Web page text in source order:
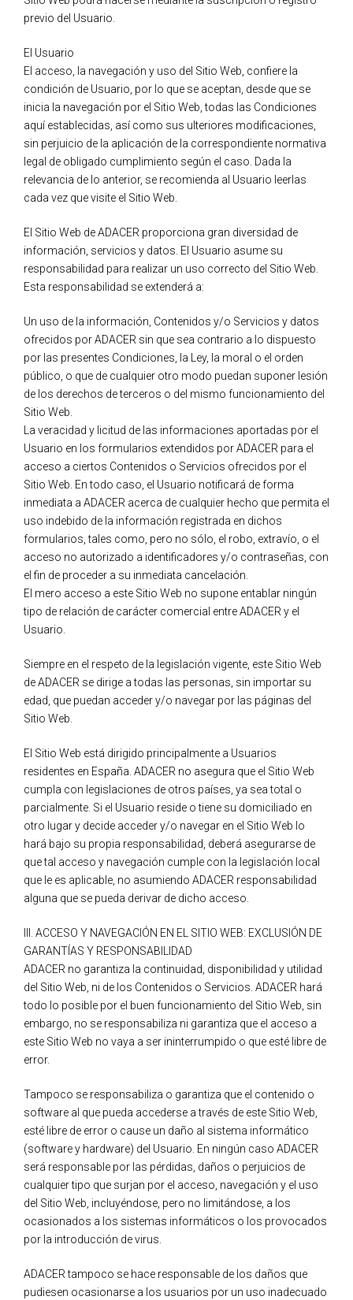
previo del Usuario.
El Usuario
El acceso, la navegación y uso del Sitio Web, confiere la
condición de Usuario, por lo que se aceptan, desde que se
inicia la navegación por el Sitio Web, todas las Condiciones
aquí establecidas, así como sus ulteriores modificaciones,
sin perjuicio de la aplicación de la correspondiente normativa
legal de obligado cumplimiento según el caso. Dada la
relevancia de lo anterior, se recomienda al Usuario leerlas
cada vez que visite el Sitio Web.
El Sitio Web de ADACER proporciona gran diversidad de
información, servicios y datos. El Usuario asume su
responsabilidad para realizar un uso correcto del Sitio Web.
Esta responsabilidad se extenderá a:
Un uso de la información, Contenidos y/o Servicios y datos
ofrecidos por ADACER sin que sea contrario a lo dispuesto
por las presentes Condiciones, la Ley, la moral o el orden
público, o que de cualquier otro modo puedan suponer lesión
de los derechos de terceros o del mismo funcionamiento del
Sitio Web.
La veracidad y licitud de las informaciones aportadas por el
Usuario en los formularios extendidos por ADACER para el
acceso a ciertos Contenidos o Servicios ofrecidos por el
Sitio Web. En todo caso, el Usuario notificará de forma
inmediata a ADACER acerca de cualquier hecho que permita el
uso indebido de la información registrada en dichos
formularios, tales como, pero no sólo, el robo, extravío, o el
acceso no autorizado a identificadores y/o contraseñas, con
el fin de proceder a su inmediata cancelación.
El mero acceso a este Sitio Web no supone entablar ningún
tipo de relación de carácter comercial entre ADACER y el
Usuario.
Siempre en el respeto de la legislación vigente, este Sitio Web
de ADACER se dirige a todas las personas, sin importar su
edad, que puedan acceder y/o navegar por las páginas del
Sitio Web.
El Sitio Web está dirigido principalmente a Usuarios
residentes en España. ADACER no asegura que el Sitio Web
cumpla con legislaciones de otros países, ya sea total o
parcialmente. Si el Usuario reside o tiene su domiciliado en
otro lugar y decide acceder y/o navegar en el Sitio Web lo
hará bajo su propia responsabilidad, deberá asegurarse de
que tal acceso y navegación cumple con la legislación local
que le es aplicable, no asumiendo ADACER responsabilidad
alguna que se pueda derivar de dicho acceso.
III. ACCESO Y NAVEGACIÓN EN EL SITIO WEB: EXCLUSIÓN DE
GARANTÍAS Y RESPONSABILIDAD
ADACER no garantiza la continuidad, disponibilidad y utilidad
del Sitio Web, ni de los Contenidos o Servicios. ADACER hará
todo lo posible por el buen funcionamiento del Sitio Web, sin
embargo, no se responsabiliza ni garantiza que el acceso a
este Sitio Web no vaya a ser ininterrumpido o que esté libre de
error.
Tampoco se responsabiliza o garantiza que el contenido o
software al que pueda accederse a través de este Sitio Web,
esté libre de error o cause un daño al sistema informático
(software y hardware) del Usuario. En ningún caso ADACER
será responsable por las pérdidas, daños o perjuicios de
cualquier tipo que surjan por el acceso, navegación y el uso
del Sitio Web, incluyéndose, pero no limitándose, a los
ocasionados a los sistemas informáticos o los provocados
por la introducción de virus.
ADACER tampoco se hace responsable de los daños que
pudiesen ocasionarse a los usuarios por un uso inadecuado